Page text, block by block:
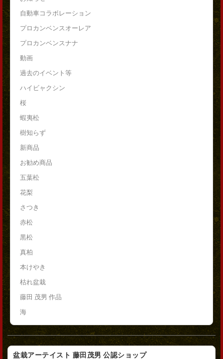
自動車コラボレーション
プロカンベンスオーレア
プロカンベンスナナ
動画
過去のイベント等
ハイビャクシン
桜
蝦夷松
樹知らず
新商品
お勧め商品
五葉松
花梨
さつき
赤松
黒松
真柏
本けやき
枯れ盆栽
藤田 茂男 作品
海
盆栽アーテイスト 藤田茂男 公認ショップ